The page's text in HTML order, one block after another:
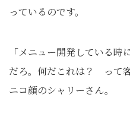
っているのです。
「メニュー開発している
だろ。何だこれは？ って
ニコ顔のシャリーさん。